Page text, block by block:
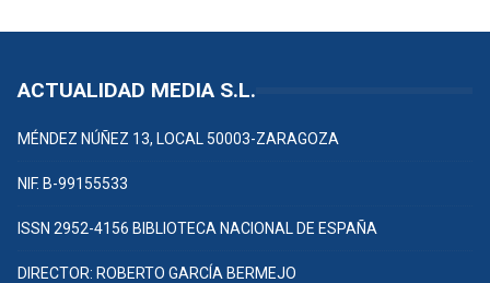
ACTUALIDAD MEDIA S.L.
MÉNDEZ NÚÑEZ 13, LOCAL 50003-ZARAGOZA
NIF. B-99155533
ISSN 2952-4156 BIBLIOTECA NACIONAL DE ESPAÑA
DIRECTOR: ROBERTO GARCÍA BERMEJO